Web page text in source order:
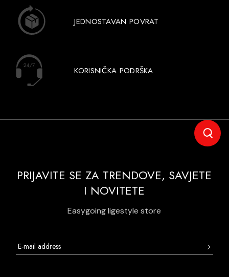
JEDNOSTAVAN POVRAT
KORISNIČKA PODRŠKA
PRIJAVITE SE ZA TRENDOVE, SAVJETE
I NOVITETE
Easygoing ligestyle store